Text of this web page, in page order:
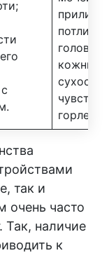
кожный
сухость
чувство
горле.
так и
очень часто
наличие
к